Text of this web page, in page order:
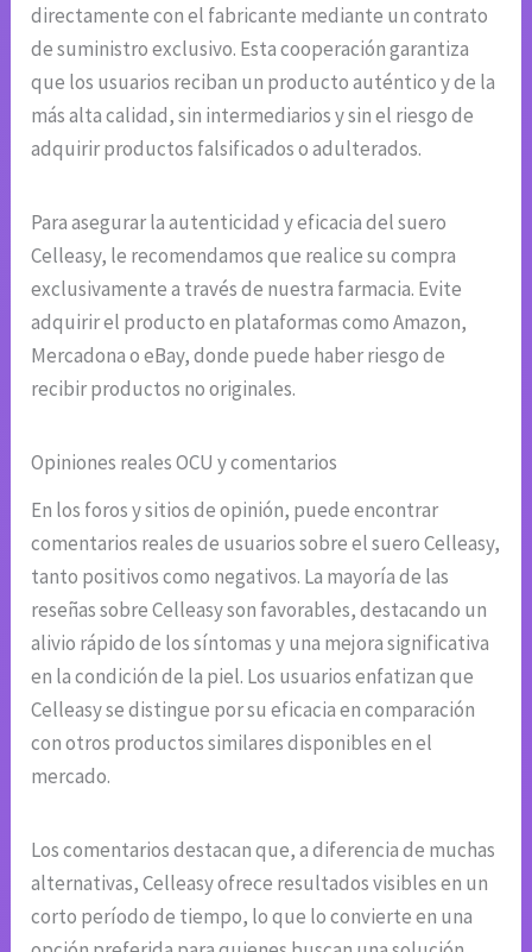
directamente con el fabricante mediante un contrato
de suministro exclusivo. Esta cooperación garantiza
que los usuarios reciban un producto auténtico y de la
más alta calidad, sin intermediarios y sin el riesgo de
adquirir productos falsificados o adulterados.
Para asegurar la autenticidad y eficacia del suero
Celleasy, le recomendamos que realice su compra
exclusivamente a través de nuestra farmacia. Evite
adquirir el producto en plataformas como Amazon,
Mercadona o eBay, donde puede haber riesgo de
recibir productos no originales.
Opiniones reales OCU y comentarios
En los foros y sitios de opinión, puede encontrar
comentarios reales de usuarios sobre el suero Celleasy,
tanto positivos como negativos. La mayoría de las
reseñas sobre Celleasy son favorables, destacando un
alivio rápido de los síntomas y una mejora significativa
en la condición de la piel. Los usuarios enfatizan que
Celleasy se distingue por su eficacia en comparación
con otros productos similares disponibles en el
mercado.
Los comentarios destacan que, a diferencia de muchas
alternativas, Celleasy ofrece resultados visibles en un
corto período de tiempo, lo que lo convierte en una